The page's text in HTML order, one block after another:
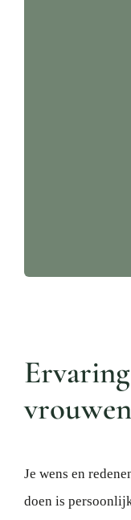
vrouwen
Je wens en
doen is